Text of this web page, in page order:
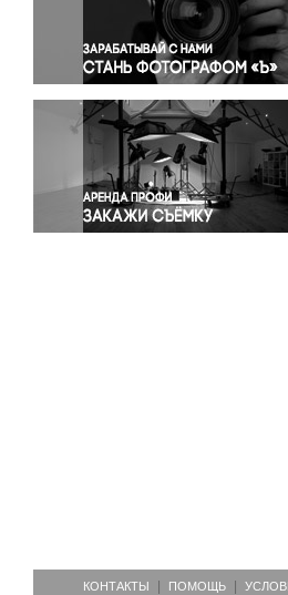
Правосудие
Происшествия и конфликты
Религия
Светская жизнь
Спорт
Экология
Экономика и бизнес
КОНТАКТЫ ПОМОЩЬ